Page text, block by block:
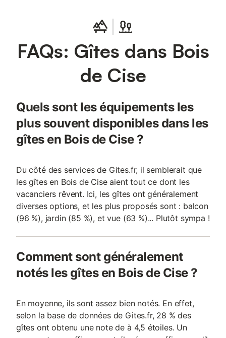
FAQs: Gîtes dans Bois
de Cise
Quels sont les équipements les
plus souvent disponibles dans les
gîtes en Bois de Cise ?
Du côté des services de Gites.fr, il semblerait que
les gîtes en Bois de Cise aient tout ce dont les
vacanciers rêvent. Ici, les gîtes ont généralement
diverses options, et les plus proposés sont : balcon
(96 %), jardin (85 %), et vue (63 %)... Plutôt sympa !
Comment sont généralement
notés les gîtes en Bois de Cise ?
En moyenne, ils sont assez bien notés. En effet,
selon la base de données de Gites.fr, 28 % des
gîtes ont obtenu une note de à 4,5 étoiles. Un